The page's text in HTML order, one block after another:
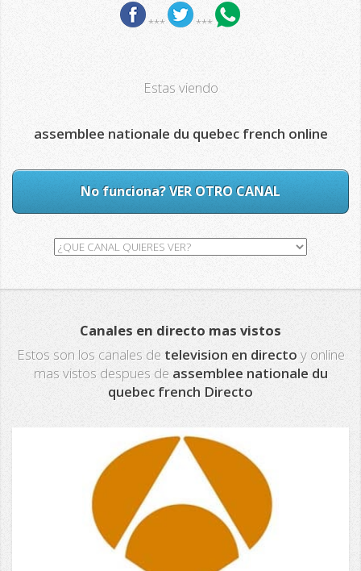
*** ***
Estas viendo
assemblee nationale du quebec french online
No funciona? VER OTRO CANAL
Canales en directo mas vistos
Estos son los canales de television en directo y online
mas vistos despues de assemblee nationale du
quebec french Directo